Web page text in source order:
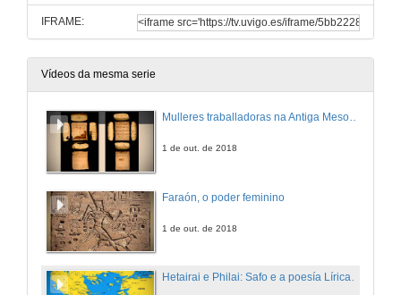
IFRAME:
Vídeos da mesma serie
Mulleres traballadoras na Antiga Mesopotamia
1 de out. de 2018
Faraón, o poder feminino
1 de out. de 2018
Hetairai e Philai: Safo e a poesía Lírica grega arcaica